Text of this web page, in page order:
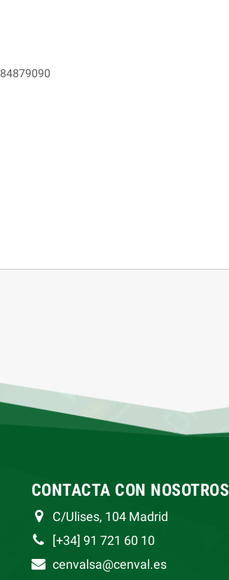
84879090
CONTACTA CON NOSOTROS
C/Ulises, 104 Madrid
[+34] 91 721 60 10
cenvalsa@cenval.es